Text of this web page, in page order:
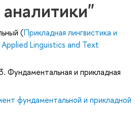
(Прикладная лингвистика и
Linguistics and Text
Фундаментальная и прикладная
фундаментальной и прикладной